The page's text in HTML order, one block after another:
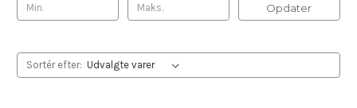
Opdater
Sortér efter: